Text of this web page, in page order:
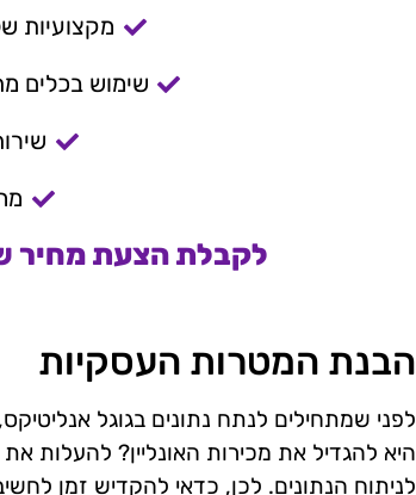
מקצועיות של
שימוש בכלים
לקבלת הצעת מחיר
הבנת המטרות העסקיות
לפני שמתחילים לנתח נתונים בגוגל
היא להגדיל את מכירות האונליין? להעלות
לניתוח הנתונים. לכן, כדאי להקדיש זמן